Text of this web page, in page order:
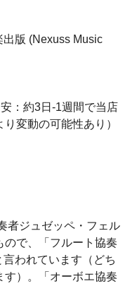
版 (Nexuss Music
：約3日-1週間で当店
変動の可能性あり）
者ジュゼッペ・フェル
ので、「フルート協奏
われています（どち
す）。「オーボエ協奏